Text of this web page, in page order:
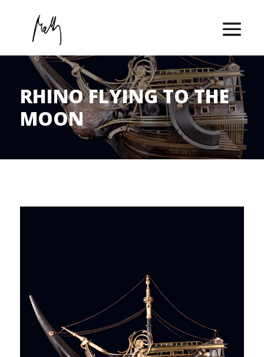
RHINO FLYING TO THE
MOON